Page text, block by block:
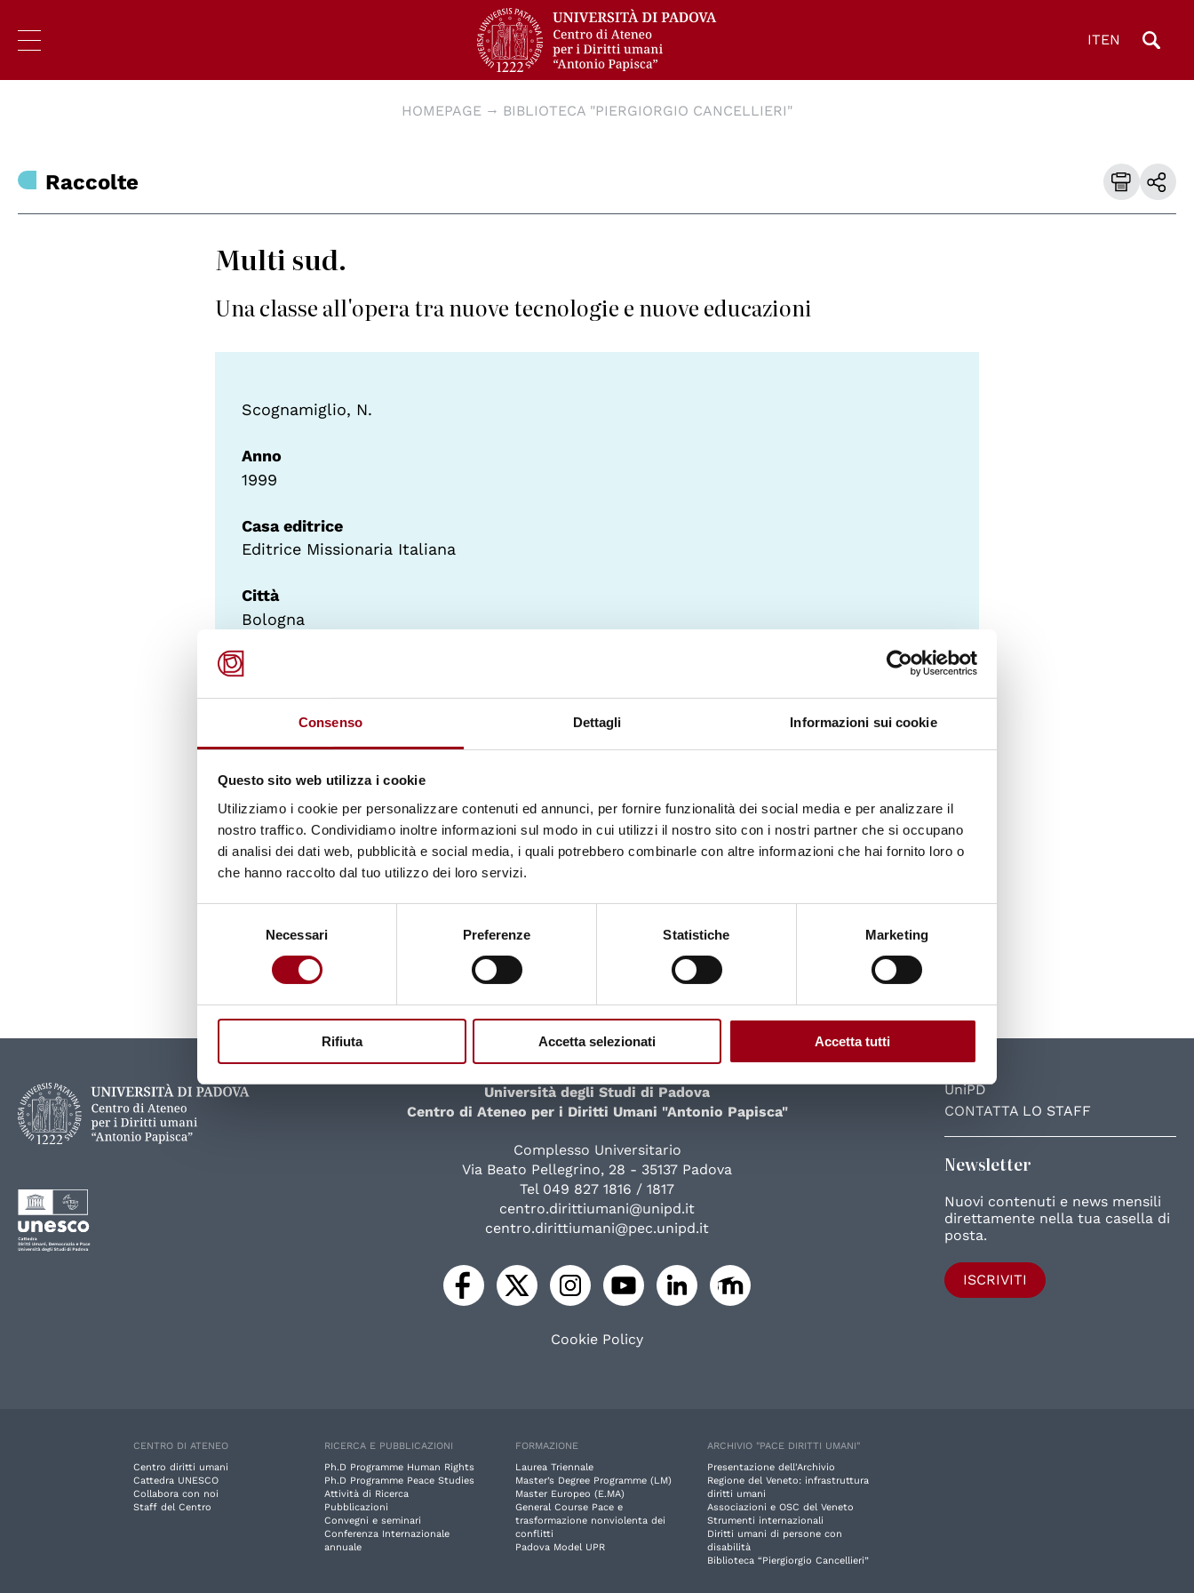
Consenso Dettagli Informazioni sui cookie
Questo sito web utilizza i cookie
Utilizziamo i cookie per personalizzare contenuti ed annunci, per fornire funzionalità dei social media e per analizzare il
nostro traffico. Condividiamo inoltre informazioni sul modo in cui utilizzi il nostro sito con i nostri partner che si occupano
di analisi dei dati web, pubblicità e social media, i quali potrebbero combinarle con altre informazioni che hai fornito loro o
che hanno raccolto dal tuo utilizzo dei loro servizi.
Necessari Preferenze Statistiche Marketing
Rifiuta Accetta selezionati Accetta tutti
ITEN
HOMEPAGE BIBLIOTECA "PIERGIORGIO CANCELLIERI"
Raccolte
Multi sud.
Una classe all'opera tra nuove tecnologie e nuove educazioni
Scognamiglio, N.
Anno
1999
Casa editrice
Editrice Missionaria Italiana
Città
Bologna
Soggetto
Lingua
IT
ISBN
88-307-0849-6
Aggiornato il:14.01.2020
UniPD
CONTATTA LO STAFF
Newsletter
Nuovi contenuti e news mensili
direttamente nella tua casella di
posta.
ISCRIVITI
Università degli Studi di Padova
Centro di Ateneo per i Diritti Umani "Antonio Papisca"
Complesso Universitario
Via Beato Pellegrino, 28 - 35137 Padova
Tel 049 827 1816 / 1817
centro.dirittiumani@unipd.it
centro.dirittiumani@pec.unipd.it
Cookie Policy
CENTRO DI ATENEO
Centro diritti umani
Cattedra UNESCO
Collabora con noi
Staff del Centro
RICERCA E PUBBLICAZIONI
Ph.D Programme Human Rights
Ph.D Programme Peace Studies
Attività di Ricerca
Pubblicazioni
Convegni e seminari
Conferenza Internazionale
annuale
FORMAZIONE
Laurea Triennale
Master’s Degree Programme (LM)
Master Europeo (E.MA)
General Course Pace e
trasformazione nonviolenta dei
conflitti
Padova Model UPR
ARCHIVIO "PACE DIRITTI UMANI"
Presentazione dell'Archivio
Regione del Veneto: infrastruttura
diritti umani
Associazioni e OSC del Veneto
Strumenti internazionali
Diritti umani di persone con
disabilità
Biblioteca “Piergiorgio Cancellieri”